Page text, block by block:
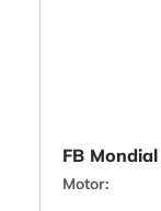
FB
Motor: